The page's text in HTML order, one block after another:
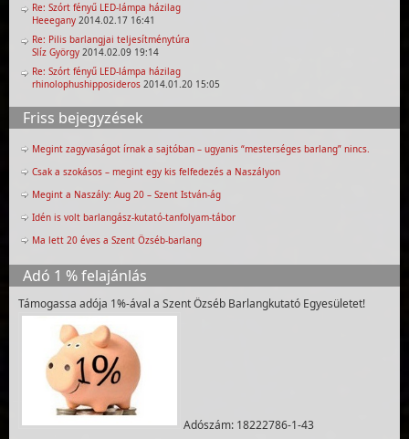
Re: Szórt fényű LED-lámpa házilag
Heeegany 2014.02.17 16:41
Re: Pilis barlangjai teljesítménytúra
Slíz György 2014.02.09 19:14
Re: Szórt fényű LED-lámpa házilag
rhinolophushipposideros 2014.01.20 15:05
Friss bejegyzések
Megint zagyvaságot írnak a sajtóban – ugyanis “mesterséges barlang” nincs.
Csak a szokásos – megint egy kis felfedezés a Naszályon
Megint a Naszály: Aug 20 – Szent István-ág
Idén is volt barlangász-kutató-tanfolyam-tábor
Ma lett 20 éves a Szent Özséb-barlang
Adó 1 % felajánlás
Támogassa adója 1%-ával a Szent Özséb Barlangkutató Egyesületet!
Adószám: 18222786-1-43